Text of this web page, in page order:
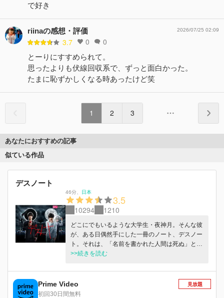
で好き
riinaの感想・評価
3.7 0 0
2026/07/25 02:09
とーりにすすめられて。
思ったよりも伏線回収系で、ずっと面白かった。
たまに恥ずかしくなる時あったけど笑
1 2 3
あなたにおすすめの記事
似ている作品
デスノート
46分 日本
3.5
10294 1210
どこにでもいるような大学生・夜神月。そんな彼
が、ある日偶然手にした一冊のノート、デスノー
ト。それは、「名前を書かれた人間は死ぬ」とい
うノートだった―――。強大な武器を手にし、気
ちを、デスノートによって次々と裁き、次第に彼
は世間から、"キラ"として崇拝されるようになっ
ていく。しかし、そんな彼の前に現れたのは、世
>>続きを読む
Prime Video
初回30日間無料
見放題